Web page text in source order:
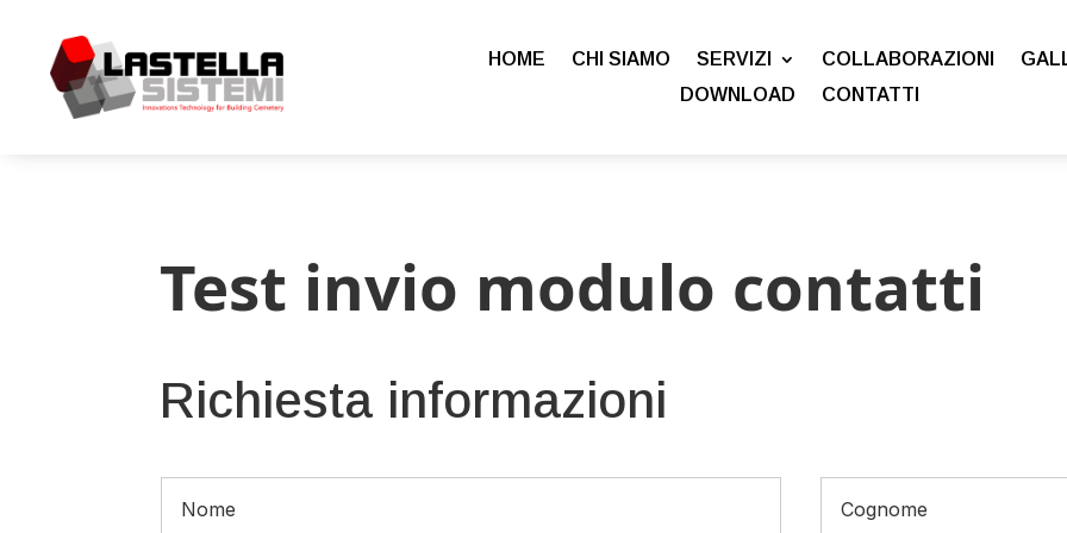
HOME CHI SIAMO SERVIZI COLLABORAZIONI
DOWNLOAD
CONTATTI
Test invio modulo contatti
Richiesta informazioni